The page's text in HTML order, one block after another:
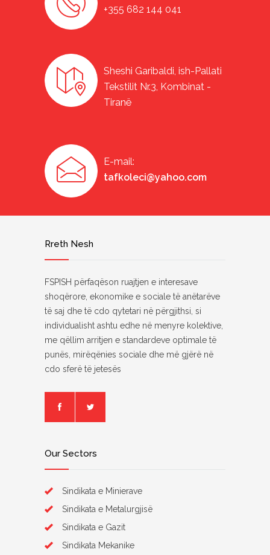
+355 682 144 041
Sheshi Garibaldi, ish-Pallati
Tekstilit Nr.3, Kombinat -
Tiranë
E-mail:
tafkoleci@yahoo.com
Rreth Nesh
FSPISH përfaqëson ruajtjen e interesave
shoqërore, ekonomike e sociale të anëtarëve
të saj dhe të cdo qytetari në përgjithsi, si
individualisht ashtu edhe në menyre kolektive,
me qëllim arritjen e standardeve optimale të
punës, mirëqënies sociale dhe më gjërë në
cdo sferë të jetesës
Our Sectors
Sindikata e Minierave
Sindikata e Metalurgjisë
Sindikata e Gazit
Sindikata Mekanike